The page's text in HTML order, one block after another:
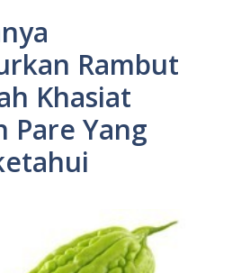
Rambut
Khasiat
Pare Yang